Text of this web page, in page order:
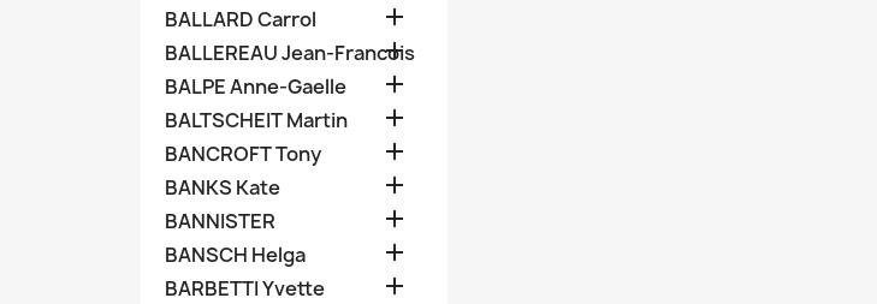
BALLARD Carrol 
BALLEREAU Jean-Francois

BALPE Anne-Gaelle 
BALTSCHEIT Martin 
BANCROFT Tony 
BANKS Kate 
BANNISTER 
BANSCH Helga 
BARBETTI Yvette 